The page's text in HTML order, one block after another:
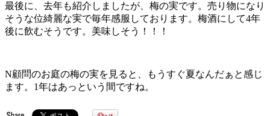
最後に、去年も紹介しましたが、梅の実です。売り物になり
そうな位綺麗な実で毎年感服しております。梅酒にして4年
後に飲むそうです。美味しそう！！！
N顧問のお庭の梅の実を見ると、もうすぐ夏なんだぁと感じ
ます。1年はあっという間ですね。